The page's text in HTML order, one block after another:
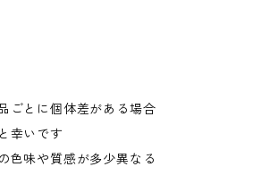
ごとに個体差がある場合
幸いです
色味や質感が多少異なる